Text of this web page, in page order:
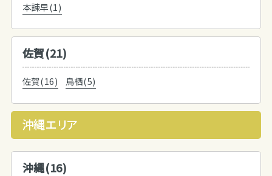
本諫早(1)
佐賀(21)
佐賀(16) 鳥栖(5)
沖縄エリア
沖縄(16)